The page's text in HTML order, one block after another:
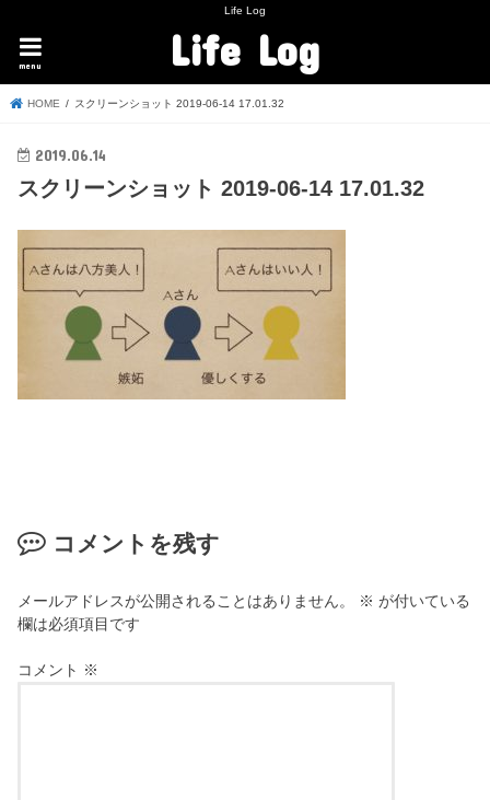
Life Log
Life Log
menu
HOME スクリーンショット 2019-06-14 17.01.32
2019.06.14
スクリーンショット 2019-06-14 17.01.32
コメントを残す
メールアドレスが公開されることはありません。 ※ が付いている
欄は必須項目です
コメント ※